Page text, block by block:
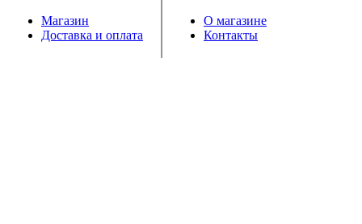
Магазин
Доставка и оплата
О магазине
Контакты